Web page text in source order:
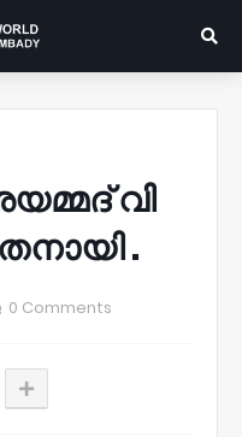
വി
.
0 Comments